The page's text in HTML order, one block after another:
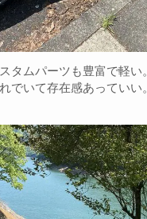
タムパーツも豊富で軽い。
でいて存在感あっていい。